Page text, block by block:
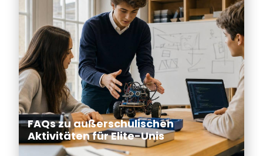
FAQs zu außerschulischen
Aktivitäten für Elite-Unis